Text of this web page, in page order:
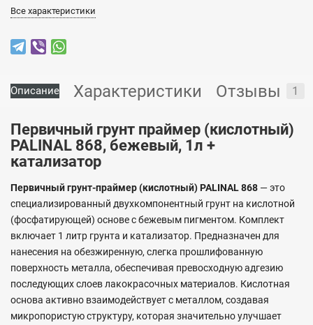
Все характеристики
Описание Характеристики Отзывы 1
Первичный грунт праймер (кислотный)
PALINAL 868, бежевый, 1л +
катализатор
Первичный грунт-праймер (кислотный) PALINAL 868 — это
специализированный двухкомпонентный грунт на кислотной
(фосфатирующей) основе с бежевым пигментом. Комплект
включает 1 литр грунта и катализатор. Предназначен для
нанесения на обезжиренную, слегка прошлифованную
поверхность металла, обеспечивая превосходную адгезию
последующих слоев лакокрасочных материалов. Кислотная
основа активно взаимодействует с металлом, создавая
микропористую структуру, которая значительно улучшает